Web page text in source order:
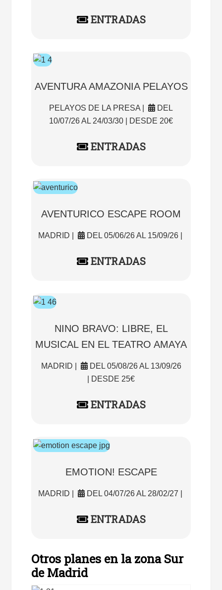
ENTRADAS
AVENTURA AMAZONIA PELAYOS
PELAYOS DE LA PRESA |
DEL
10/07/26 AL 24/03/30 | DESDE 20€
ENTRADAS
AVENTURICO ESCAPE ROOM
MADRID | DEL 05/06/26 AL 15/09/26 |
ENTRADAS
NINO BRAVO: LIBRE, EL
MUSICAL EN EL TEATRO AMAYA
MADRID |
DEL 05/08/26 AL 13/09/26
| DESDE 25€
ENTRADAS
EMOTION! ESCAPE
MADRID | DEL 04/07/26 AL 28/02/27 |
ENTRADAS
Otros planes en la zona Sur
de Madrid